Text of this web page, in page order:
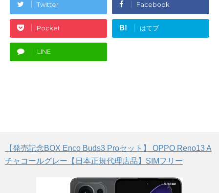
Twitter Facebook
Pocket B! はてブ
LINE
【発売記念BOX Enco Buds3 Proセット】 OPPO Reno13 A
チャコールグレー【日本正規代理店品】SIMフリー